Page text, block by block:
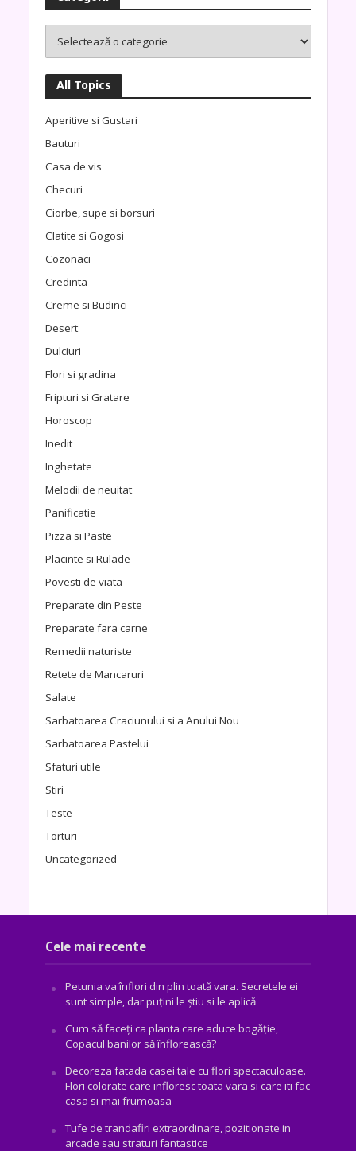
All Topics
Aperitive si Gustari
Bauturi
Casa de vis
Checuri
Ciorbe, supe si borsuri
Clatite si Gogosi
Cozonaci
Credinta
Creme si Budinci
Desert
Dulciuri
Flori si gradina
Fripturi si Gratare
Horoscop
Inedit
Inghetate
Melodii de neuitat
Panificatie
Pizza si Paste
Placinte si Rulade
Povesti de viata
Preparate din Peste
Preparate fara carne
Remedii naturiste
Retete de Mancaruri
Salate
Sarbatoarea Craciunului si a Anului Nou
Sarbatoarea Pastelui
Sfaturi utile
Stiri
Teste
Torturi
Uncategorized
Cele mai recente
Petunia va înflori din plin toată vara. Secretele ei
sunt simple, dar puțini le știu si le aplică
Cum să faceți ca planta care aduce bogăţie,
Copacul banilor să înflorească?
Decoreza fatada casei tale cu flori spectaculoase.
Flori colorate care infloresc toata vara si care iti fac
casa si mai frumoasa
Tufe de trandafiri extraordinare, pozitionate in
arcade sau straturi fantastice